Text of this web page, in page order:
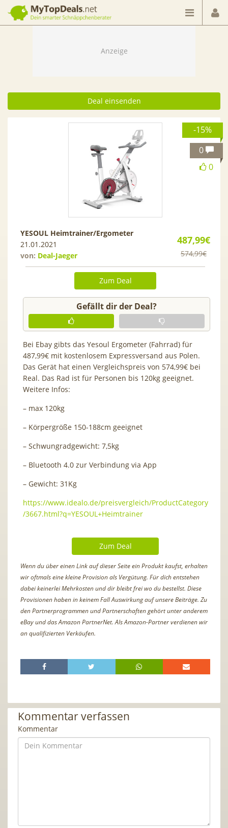
Dein smarter Schnäppchenberater
Deal einsenden
-15%
0
0
487,99€
574,99€
YESOUL Heimtrainer/Ergometer
21.01.2021
von: Deal-Jaeger
Zum Deal
Gefällt dir der Deal?
Bei Ebay gibts das Yesoul Ergometer (Fahrrad) für
487,99€ mit kostenlosem Expressversand aus Polen.
Das Gerät hat einen Vergleichspreis von 574,99€ bei
Real. Das Rad ist für Personen bis 120kg geeignet.
Weitere Infos:
– max 120kg
– Körpergröße 150-188cm geeignet
– Schwungradgewicht: 7,5kg
– Bluetooth 4.0 zur Verbindung via App
– Gewicht: 31Kg
https://www.idealo.de/preisvergleich/ProductCategory
/3667.html?q=YESOUL+Heimtrainer
Zum Deal
Wenn du über einen Link auf dieser Seite ein Produkt kaufst, erhalten
wir oftmals eine kleine Provision als Vergütung. Für dich entstehen
dabei keinerlei Mehrkosten und dir bleibt frei wo du bestellst. Diese
Provisionen haben in keinem Fall Auswirkung auf unsere Beiträge. Zu
den Partnerprogrammen und Partnerschaften gehört unter anderem
eBay und das Amazon PartnerNet. Als Amazon-Partner verdienen wir
an qualifizierten Verkäufen.
Kommentar verfassen
Kommentar